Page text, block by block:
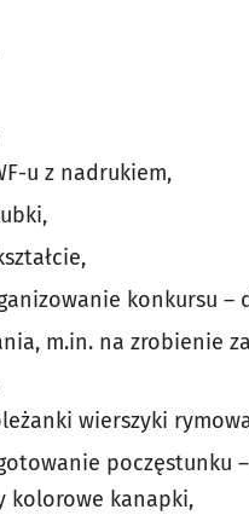
u z nadrukiem,
konkursu
m.in. na zrobienie
wierszyki
poczęstunku
kolorowe kanapki,